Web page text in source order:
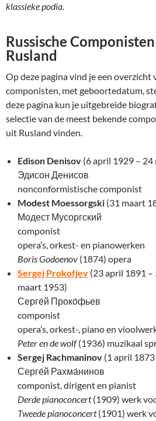
klassieke podia.
Russische
Rusland
Op deze pagina vind je een overzicht
componisten, met geboortedatum,
deze pagina kun je uitgebreide
selectie van de meest bekende
uit Rusland vinden.
Edison Denisov (6 april 1929 –
Эдисон Денисов
nonconformistische componist
Modest Moessorgski (31 maart
Модест Мусоргский
componist
opera’s, orkest- en pianowerken
Boris Godoenov (1874) opera
Sergej Prokofjev (23 april 1891 –
maart 1953)
Серге́й Проко́фьев
componist
opera’s, orkest-, piano en
Peter en de wolf(1936) muzikaal
Sergej Rachmaninov (1 april
Серге́й Рахма́нинов
componist, dirigent en pianist
Derde pianoconcert(1909) werk
Tweede pianoconcert(1901) werk